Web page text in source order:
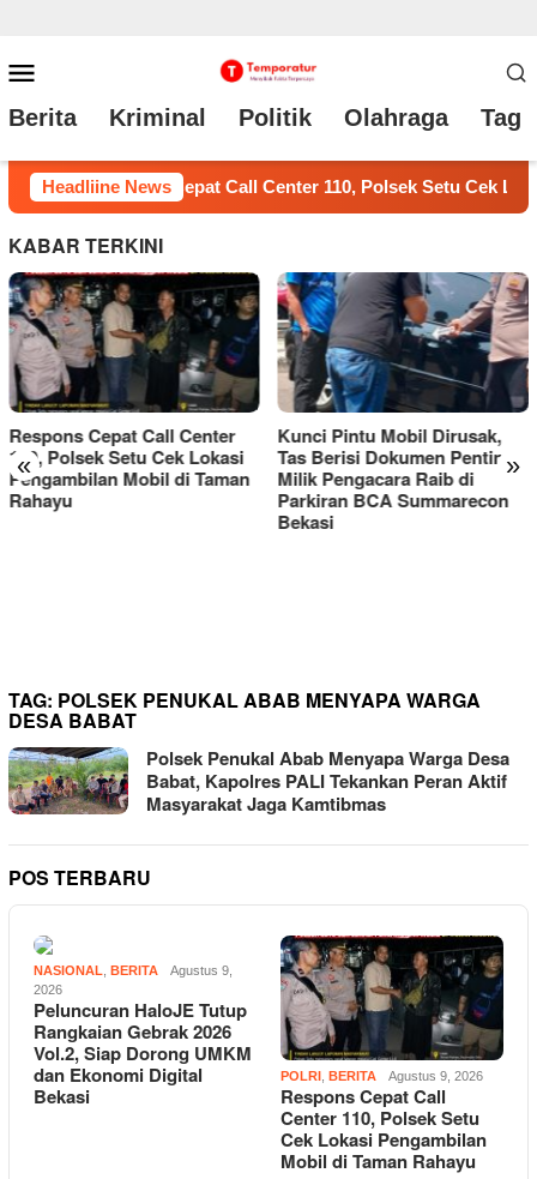
ke
konten
Mobile
Berita Kriminal Politik Olahraga Tag
Headliine News
Lokasi Pengambilan Mobil di Taman Rahayu Kunci
KABAR TERKINI
« »
Kunci Pintu Mobil Dirusak,
Tas Berisi Dokumen Penting
Milik Pengacara Raib di
Parkiran BCA Summarecon
TAG: POLSEK PENUKAL ABAB MENYAPA WARGA
DESA BABAT
Polsek Penukal Abab Menyapa Warga Desa
Babat, Kapolres PALI Tekankan Peran Aktif
Masyarakat Jaga Kamtibmas
POS TERBARU
NASIONAL BERITA
Agustus 9,
2026
Peluncuran HaloJE Tutup
Rangkaian Gebrak 2026
Vol.2, Siap Dorong UMKM
dan Ekonomi Digital
Bekasi
POLRI BERITA Agustus 9, 2026
Respons Cepat Call
Center 110, Polsek Setu
Cek Lokasi Pengambilan
Mobil di Taman Rahayu